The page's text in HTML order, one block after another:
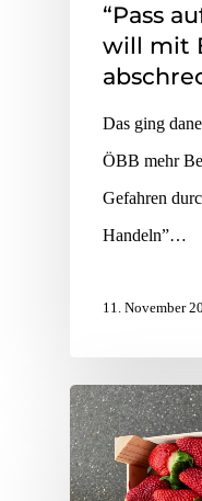
“Pass
will mit
Das ging
ÖBB mehr
Gefahren
Handeln”…
11. November